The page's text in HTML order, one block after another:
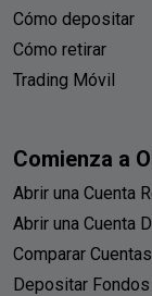
Cómo depositar
Cómo retirar
Trading Móvil
Comienza a
Abrir una Cuenta
Abrir una Cuenta
Comparar Cuentas
Depositar Fondos